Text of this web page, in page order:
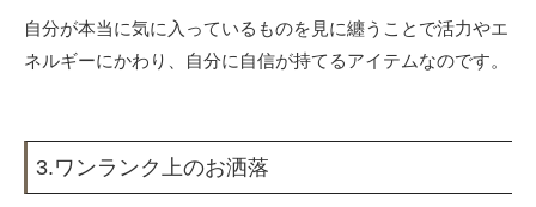
自分が本当に気に入っているものを見に纏うことで活力やエ
ネルギーにかわり、自分に自信が持てるアイテムなのです。
3.ワンランク上のお洒落